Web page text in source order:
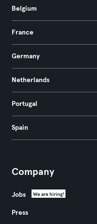
Belgium
France
Germany
Netherlands
Portugal
Spain
Company
Jobs We are hiring!
Press